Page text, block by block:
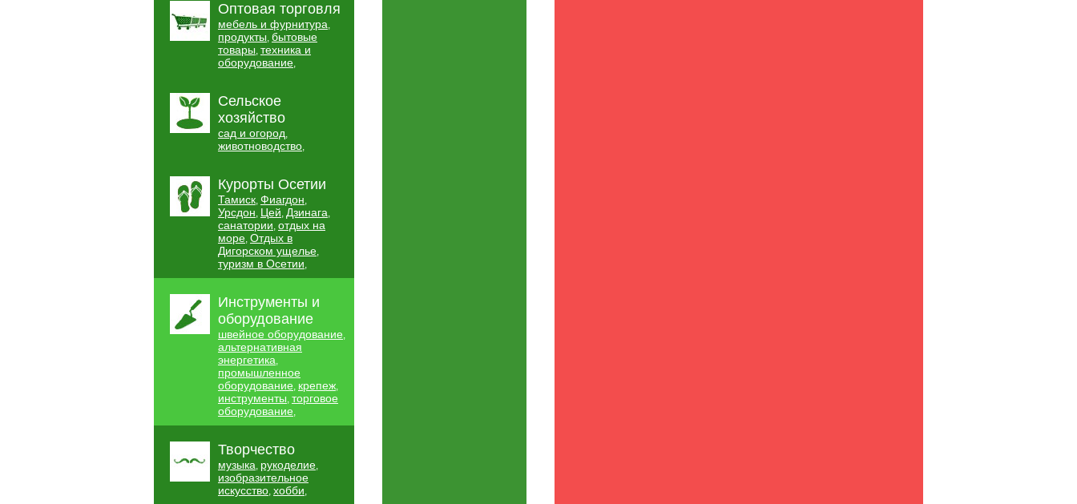
Оптовая торговля
мебель и фурнитура,
продукты, бытовые
товары, техника и
оборудование,
Сельское
хозяйство
сад и огород,
животноводство,
Курорты Осетии
Тамиск, Фиагдон,
Урсдон, Цей, Дзинага,
санатории, отдых на
море, Отдых в
Дигорском ущелье,
туризм в Осетии,
Инструменты и
оборудование
швейное оборудование,
альтернативная
энергетика,
промышленное
оборудование, крепеж,
инструменты, торговое
оборудование,
Творчество
музыка, рукоделие,
изобразительное
искусство, хобби,